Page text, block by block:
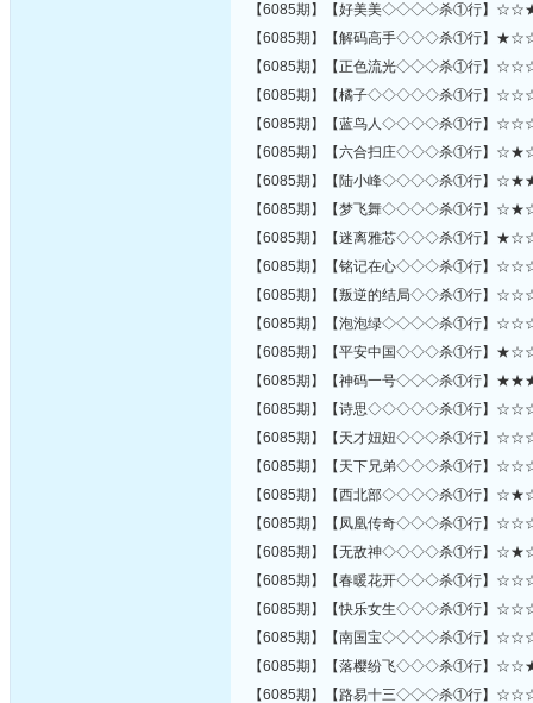
【6085期】【好美美◇◇◇◇杀
【6085期】【解码高手◇◇◇杀
【6085期】【正色流光◇◇◇杀
【6085期】【橘子◇◇◇◇◇杀①
【6085期】【蓝鸟人◇◇◇◇杀
【6085期】【六合扫庄◇◇◇杀
【6085期】【陆小峰◇◇◇◇杀
【6085期】【梦飞舞◇◇◇◇杀
【6085期】【迷离雅芯◇◇◇杀
【6085期】【铭记在心◇◇◇杀
【6085期】【叛逆的结局◇◇
【6085期】【泡泡绿◇◇◇◇杀
【6085期】【平安中国◇◇◇杀
【6085期】【神码一号◇◇◇杀
【6085期】【诗思◇◇◇◇◇杀①
【6085期】【天才妞妞◇◇◇杀
【6085期】【天下兄弟◇◇◇杀
【6085期】【西北部◇◇◇◇杀
【6085期】【凤凰传奇◇◇◇杀
【6085期】【无敌神◇◇◇◇杀
【6085期】【春暖花开◇◇◇杀
【6085期】【快乐女生◇◇◇杀
【6085期】【南国宝◇◇◇◇杀
【6085期】【落樱纷飞◇◇◇杀
【6085期】【路易十三◇◇◇杀